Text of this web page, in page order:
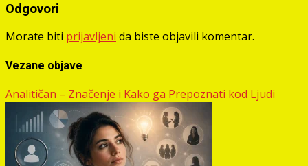
Odgovori
Morate biti prijavljeni da biste objavili komentar.
Vezane objave
Analitičan – Značenje i Kako ga Prepoznati kod Ljudi